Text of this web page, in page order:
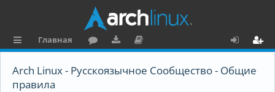
ы
Главная
ру
ру
ку
о
Arch Linux - Русскоязычное Сообщество - Общие
правила